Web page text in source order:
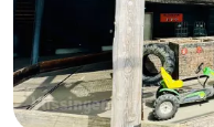
Nature
Oosterschelde
-
Burgh
Haamstede
-
Nature
Walcheren